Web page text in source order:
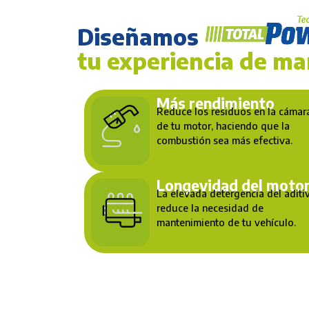
Diseñamos
tu experiencia de
Más rendimiento
Reduce los residuos en la
de tu motor, haciendo que la
combustión sea más efectiva.
Longevidad del motor
La elevada detergencia del
reduce la necesidad de
mantenimiento de tu vehículo.